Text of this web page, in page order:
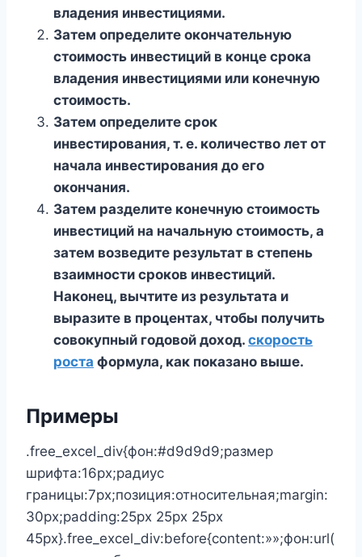
владения инвестициями.
Затем определите окончательную
стоимость инвестиций в конце срока
владения инвестициями или конечную
стоимость.
Затем определите срок
инвестирования, т. е. количество лет от
начала инвестирования до его
окончания.
Затем разделите конечную стоимость
инвестиций на начальную стоимость, а
затем возведите результат в степень
взаимности сроков инвестиций.
Наконец, вычтите из результата и
выразите в процентах, чтобы получить
совокупный годовой доход. скорость
роста формула, как показано выше.
Примеры
.free_excel_div{фон:#d9d9d9;размер
шрифта:16px;радиус
границы:7px;позиция:относительная;margin:
30px;padding:25px 25px 25px
45px}.free_excel_div:before{content:»»;фон:url(